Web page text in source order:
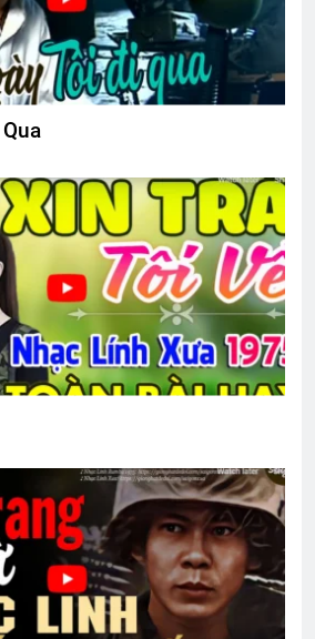
KHÔNG DÁM NÓI
Ago
Ago
tàn trên hè phố
Ago
VÀO MÙA XUÂN (Thiền Sư Mãn
Phạm Tuấn K20
Ago
ĐẸP PHỤ NỮ VIỆT NAM